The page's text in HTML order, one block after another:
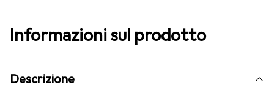
Informazioni sul prodotto
Descrizione